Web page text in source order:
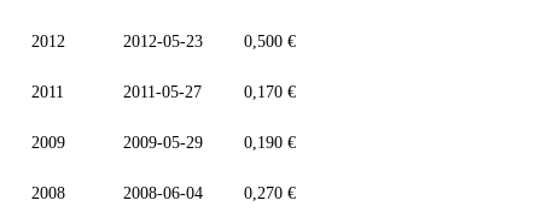
2012 2012-05-23 0,500 €
2011 2011-05-27 0,170 €
2009 2009-05-29 0,190 €
2008 2008-06-04 0,270 €